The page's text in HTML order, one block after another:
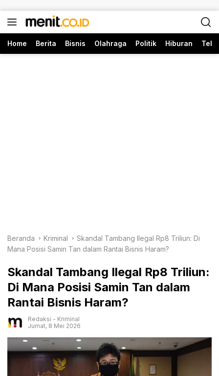
Home Berita Bisnis Olahraga Politik Hiburan
Beranda Kriminal
Skandal Tambang Ilegal Rp8 Triliun: Di
Mana Posisi Samin Tan dalam Rantai Bisnis Haram?
Skandal Tambang Ilegal Rp8 Triliun:
Di Mana Posisi Samin Tan dalam
Rantai Bisnis Haram?
Redaksi - Kriminal
Jumat, 8 Mei 2026